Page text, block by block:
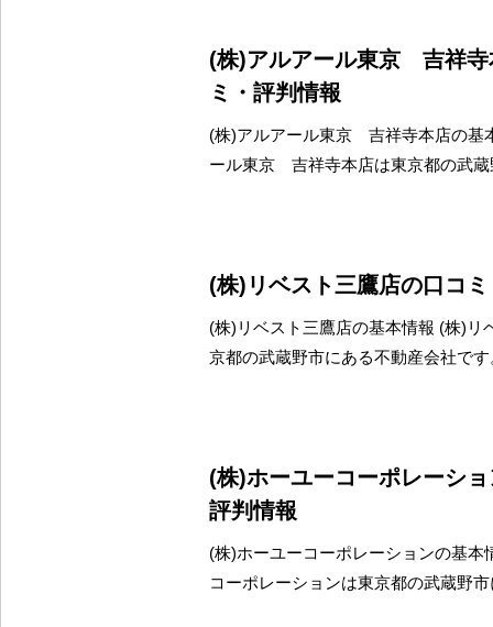
(株)アルアール東京 吉祥寺
ミ・評判情報
(株)アルアール東京 吉祥寺本店の基
ール東京 吉祥寺本店は東京都の武蔵
(株)リベスト三鷹店の口コ
(株)リベスト三鷹店の基本情報 (株)リ
京都の武蔵野市にある不動産会社で
(株)ホーユーコーポレーシ
評判情報
(株)ホーユーコーポレーションの基本
コーポレーションは東京都の武蔵野